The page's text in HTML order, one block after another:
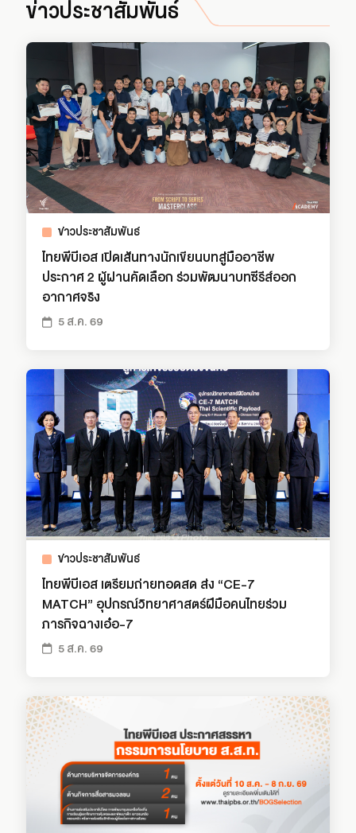
ข่าวประชาสัมพันธ์
ข่าวประชาสัมพันธ์
ไทยพีบีเอส เปิดเส้นทางนักเขียนบทสู่มืออาชีพ
ประกาศ 2 ผู้ผ่านคัดเลือก ร่วมพัฒนาบทซีรีส์ออก
อากาศจริง
5 ส.ค. 69
ข่าวประชาสัมพันธ์
ไทยพีบีเอส เตรียมถ่ายทอดสด ส่ง “CE-7
MATCH” อุปกรณ์วิทยาศาสตร์ฝีมือคนไทยร่วม
ภารกิจฉางเอ๋อ-7
5 ส.ค. 69